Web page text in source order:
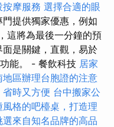
按摩服務 選擇合適的眼
提供獨家優惠，例如
這將為最後一分鐘的預
是關鍵，直觀，易於
能。 - 餐飲科技 居家
地區辦理台胞證的注意
時又方便 台中搬家公
風格的吧檯桌，打造理
來自知名品牌的高品